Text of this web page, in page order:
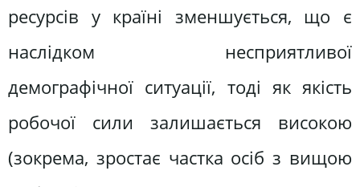
ресурсів у країні зменшується, що є
наслідком несприятливої
демографічної ситуації, тоді як якість
робочої сили залишається високою
(зокрема, зростає частка осіб з вищою